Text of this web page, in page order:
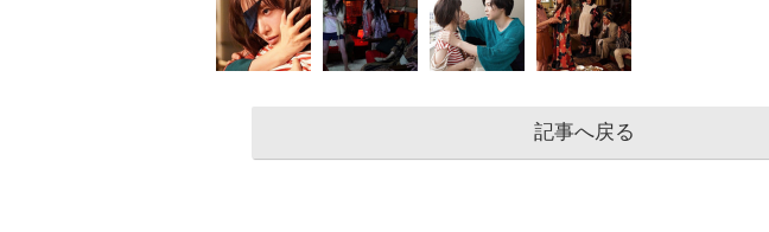
記事へ戻る